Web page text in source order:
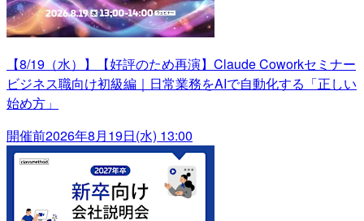
【8/19（水）】【好評のため再演】Claude Coworkセミナー
ビジネス職向け初級編｜日常業務をAIで自動化する「正しい
始め方」
開催前2026年8月19日(水) 13:00